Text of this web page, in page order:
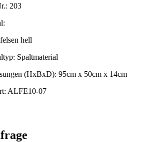
203
hell
Spaltmaterial
(HxBxD): 95cm x 50cm x 14cm
ALFE10-07